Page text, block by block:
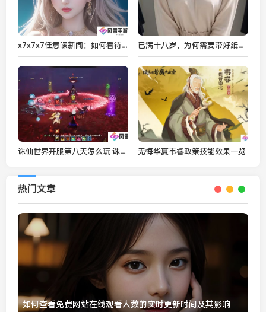
x7x7x7任意噪新闻：如何看待科技发展中的噪声与影响 已满十八岁，为何需要带好纸巾？——生活中的必备准备与注意事项
诛仙世界开服第八天怎么玩 诛仙世界开服必跟攻略 无悔华夏韦睿政策技能效果一览
热门文章
如何查看免费网站在线观看人数的实时更新时间及其影响